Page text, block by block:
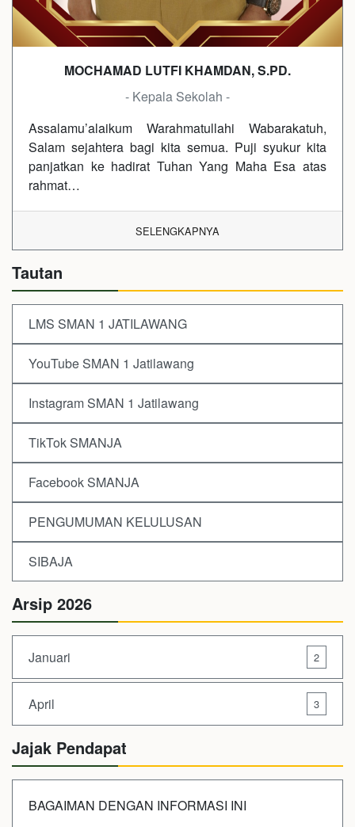
MOCHAMAD LUTFI KHAMDAN, S.PD.
- Kepala Sekolah -
Assalamu’alaikum Warahmatullahi Wabarakatuh,
Salam sejahtera bagi kita semua. Puji syukur kita
panjatkan ke hadirat Tuhan Yang Maha Esa atas
rahmat…
SELENGKAPNYA
Tautan
LMS SMAN 1 JATILAWANG
YouTube SMAN 1 Jatilawang
Instagram SMAN 1 Jatilawang
TikTok SMANJA
Facebook SMANJA
PENGUMUMAN KELULUSAN
SIBAJA
Arsip 2026
Januari 2
April 3
Jajak Pendapat
BAGAIMAN DENGAN INFORMASI INI